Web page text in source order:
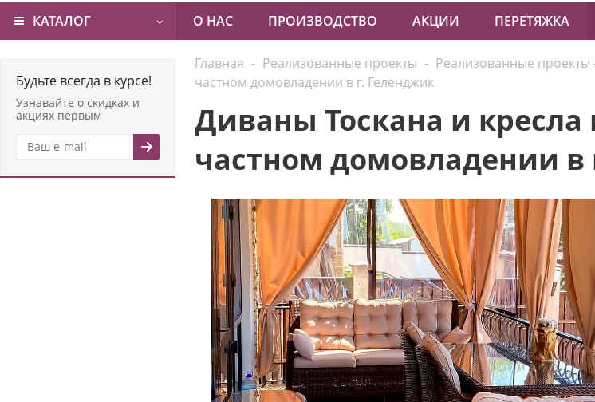
КАТАЛОГ О НАС ПРОИЗВОДСТВО АКЦИИ ПЕРЕТЯЖКА
Будьте всегда в курсе!
Узнавайте о скидках и
акциях первым
Главная - Реализованные проекты - Реализованные проекты
частном домовладении в г. Геленджик
Диваны Тоскана и кресла
частном домовладении в